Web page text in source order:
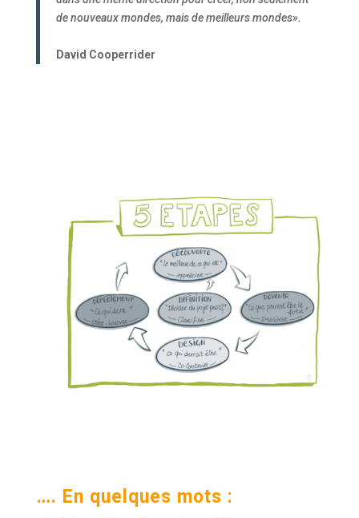
de nouveaux mondes, mais de meilleurs mondes».
David Cooperrider
…. En quelques mots :